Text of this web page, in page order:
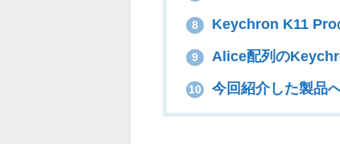
8 Keychron K11 Pro
9 Alice配列の
10 今回紹介した製品